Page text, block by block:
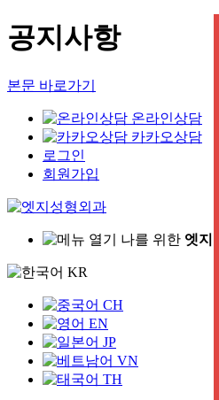
공지사항
본문 바로가기
온라인상담
카카오상담
로그인
회원가입
나를 위한 엣지
KR
CH
EN
JP
VN
TH